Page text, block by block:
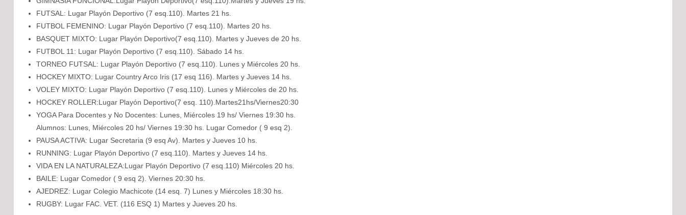
FUTSAL: Lugar Playón Deportivo (7 esq.110). Martes 21 hs.
FUTBOL FEMENINO: Lugar Playón Deportivo (7 esq.110). Martes 20 hs.
BASQUET MIXTO: Lugar Playón Deportivo(7 esq.110). Martes y Jueves de 20 hs.
FUTBOL 11: Lugar Playón Deportivo (7 esq.110). Sábado 14 hs.
TORNEO FUTSAL: Lugar Playón Deportivo (7 esq.110). Lunes y Miércoles 20 hs.
HOCKEY MIXTO: Lugar Country Arco Iris (17 esq 116). Martes y Jueves 14 hs.
VOLEY MIXTO: Lugar Playón Deportivo (7 esq.110). Lunes y Miércoles de 20 hs.
HOCKEY ROLLER:Lugar Playón Deportivo(7 esq. 110).Martes21hs/Viernes20:30
YOGA Para Docentes y No Docentes: Lunes, Miércoles 19 hs/ Viernes 19:30 hs.
Alumnos: Lunes, Miércoles 20 hs/ Viernes 19:30 hs. Lugar Comedor ( 9 esq 2).
PAUSA ACTIVA: Lugar Secretaria (9 esq Av). Martes y Jueves 10 hs.
RUNNING: Lugar Playón Deportivo (7 esq.110). Martes y Jueves 14 hs.
VIDA EN LA NATURALEZA:Lugar Playón Deportivo (7 esq.110) Miércoles 20 hs.
BAILE: Lugar Comedor ( 9 esq 2). Viernes 20:30 hs.
AJEDREZ: Lugar Colegio Machicote (14 esq. 7) Lunes y Miércoles 18:30 hs.
RUGBY: Lugar FAC. VET. (116 ESQ 1) Martes y Jueves 20 hs.